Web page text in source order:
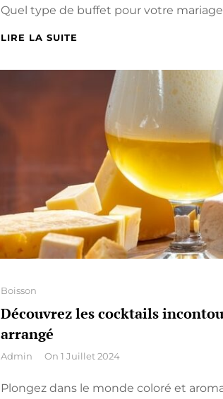
Quel type de buffet pour votre
LIRE LA SUITE
BUFFET
FROID
CHAUD,
COMMENT
FAIRE
LE
BON
CHOIX
?
Categories
Boisson
Découvrez les cocktails
arrangé
By
Admin On 1 Juillet 2024
Plongez dans le monde coloré et